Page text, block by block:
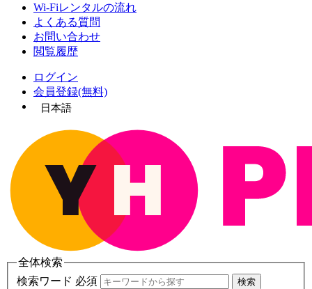
Wi-Fiレンタルの流れ
よくある質問
お問い合わせ
閲覧履歴
ログイン
会員登録(無料)
日本語
全体検索
検索ワード 必須
検索